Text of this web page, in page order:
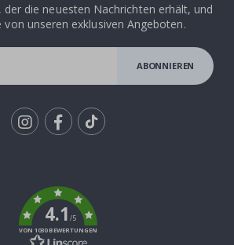
der die neuesten Nachrichten erhält, und
von unseren exklusiven Angeboten.
ABONNIEREN
4.1/5
VON 1030 BEWERTUNGEN